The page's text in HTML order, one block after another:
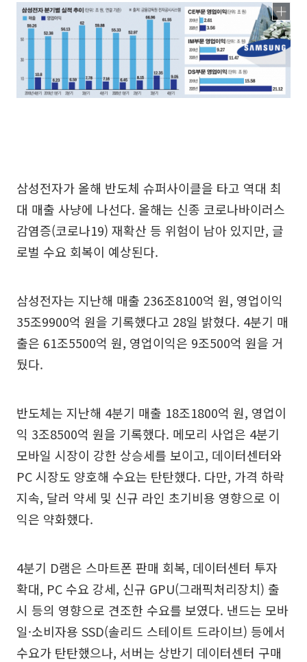
삼성전자가 올해 반도체 슈퍼사이클을 타고 역대 최
대 매출 사냥에 나선다. 올해는 신종 코로나바이러스
감염증(코로나19) 재확산 등 위험이 남아 있지만, 글
로벌 수요 회복이 예상된다.
삼성전자는 지난해 매출 236조8100억 원, 영업이익
35조9900억 원을 기록했다고 28일 밝혔다. 4분기 매
출은 61조5500억 원, 영업이익은 9조500억 원을 거
뒀다.
반도체는 지난해 4분기 매출 18조1800억 원, 영업이
익 3조8500억 원을 기록했다. 메모리 사업은 4분기
모바일 시장이 강한 상승세를 보이고, 데이터센터와
PC 시장도 양호해 수요는 탄탄했다. 다만, 가격 하락
지속, 달러 약세 및 신규 라인 초기비용 영향으로 이
익은 약화했다.
4분기 D램은 스마트폰 판매 회복, 데이터센터 투자
확대, PC 수요 강세, 신규 GPU(그래픽처리장치) 출
시 등의 영향으로 견조한 수요를 보였다. 낸드는 모바
일·소비자용 SSD(솔리드 스테이트 드라이브) 등에서
수요가 탄탄했으나, 서버는 상반기 데이터센터 구매